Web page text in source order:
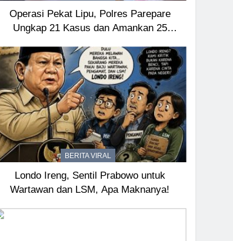
Operasi Pekat Lipu, Polres Parepare
Ungkap 21 Kasus dan Amankan 25
BERITA VIRAL
Londo Ireng, Sentil Prabowo untuk
Wartawan dan LSM, Apa Maknanya!